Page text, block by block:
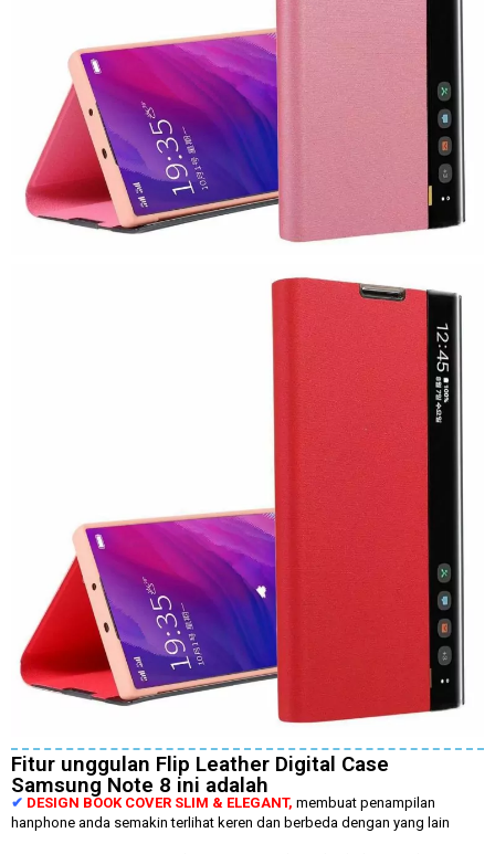
Fitur unggulan Flip Leather Digital Case
Samsung Note 8 ini adalah
✔ DESIGN BOOK COVER SLIM & ELEGANT, membuat penampilan
hanphone anda semakin terlihat keren dan berbeda dengan yang lain